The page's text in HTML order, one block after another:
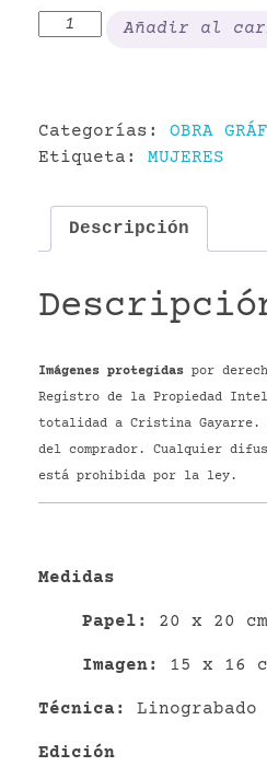
Visita
Añadir al
Categorías: OBRA
Etiqueta: MUJERES
Descripción
Imágenes protegidas por
Registro de la Propiedad
totalidad a Cristina Gayarre.
del comprador. Cualquier
está prohibida por la ley.
Medidas
Papel : 20 x 20 cm
Imagen: 15 x 16
Técnica: Linograbado
Edición